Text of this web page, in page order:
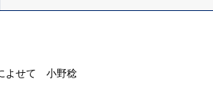
よせて 小野稔